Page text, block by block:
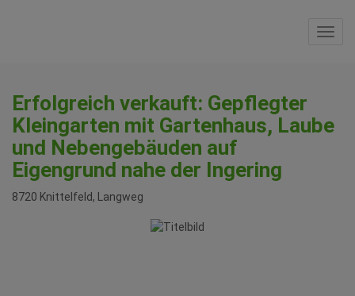
Erfolgreich verkauft: Gepflegter
Kleingarten mit Gartenhaus, Laube
und Nebengebäuden auf
Eigengrund nahe der Ingering
8720 Knittelfeld, Langweg